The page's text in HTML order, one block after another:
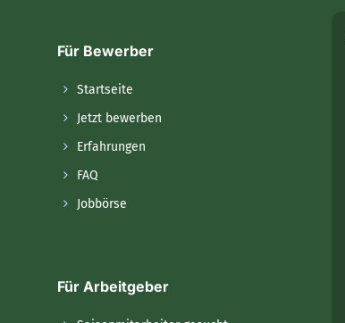
Für Bewerber
Startseite
Jetzt bewerben
Erfahrungen
FAQ
Jobbörse
Für Arbeitgeber